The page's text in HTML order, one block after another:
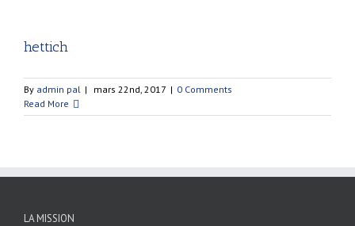
hettich
By admin pal | mars 22nd, 2017 | 0 Comments
Read More
LA MISSION